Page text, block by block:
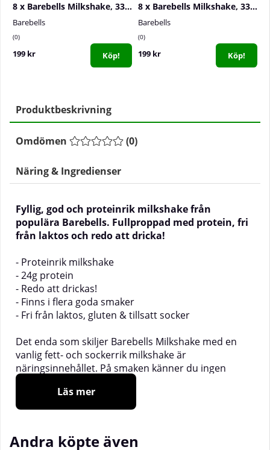
8 x Barebells Milkshake, 330 ml (Banana)
Barebells
0
199 kr Köp!
8 x Barebells Milkshake, 330 ml (Creamy Pear)
Barebells
0
199 kr Köp!
Produktbeskrivning
Omdömen (0)
Näring & Ingredienser
Fyllig, god och proteinrik milkshake från
populära Barebells. Fullproppad med protein, fri
från laktos och redo att dricka!
- Proteinrik milkshake
- 24g protein
- Redo att drickas!
- Finns i flera goda smaker
- Fri från laktos, gluten & tillsatt socker
Det enda som skiljer Barebells Milkshake med en
vanlig fett- och sockerrik milkshake är
näringsinnehållet. På smaken känner du ingen
skillnad! Njut av denna underbart goda milkshake
med gott samvete, samtidigt som du tillför kroppen
proteiner. Den är baserad på högvärdigt
muskelmassa, med hela 24 gram protein per flaska.
Läs mer
Andra köpte även